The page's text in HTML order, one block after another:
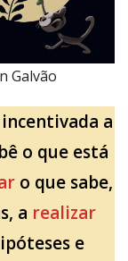
Galvão
a
o que está
o que sabe,
a realizar
e